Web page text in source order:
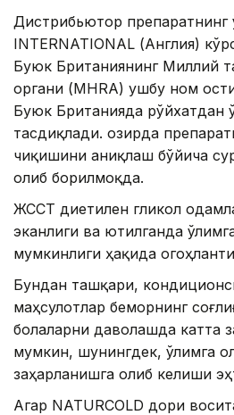
Дистрибьютор препаратнинг
INTERNATIONAL (Англия)
Буюк Британиянинг Миллий
органи (MHRA) ушбу ном
Буюк Британияда рўйхатдан
тасдиқлади. Ҳозирда
чиқишини аниқлаш бўйича
олиб борилмоқда.
ЖССТ диетилен гликол
эканлиги ва ютилганда
мумкинлиги ҳақида
Бундан ташқари,
маҳсулотлар беморнинг
болаларни даволашда катта
мумкин, шунингдек, ўлимга
заҳарланишга олиб келиши
Агар NATURCOLD дори